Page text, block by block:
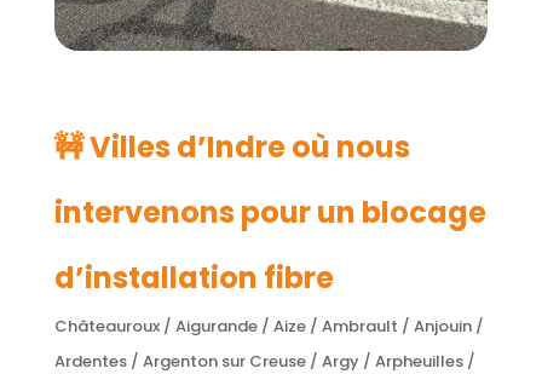
🚧 Villes d’Indre où nous
intervenons pour un blocage
d’installation fibre
Châteauroux / Aigurande / Aize / Ambrault / Anjouin /
Ardentes / Argenton sur Creuse / Argy / Arpheuilles /